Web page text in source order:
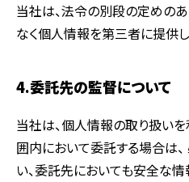
当社は、法令の別段の定めの
なく個人情報を第三者に提供し
4.委託先の監督について
当社は、個人情報の取り扱い
囲内において委託する場合は
い、委託先においても安全な